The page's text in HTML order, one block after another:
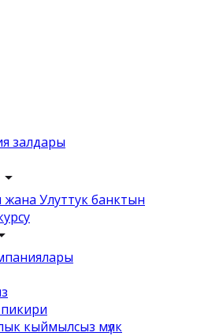
залдары
Улуттук банктын
кыймылсыз мүлк